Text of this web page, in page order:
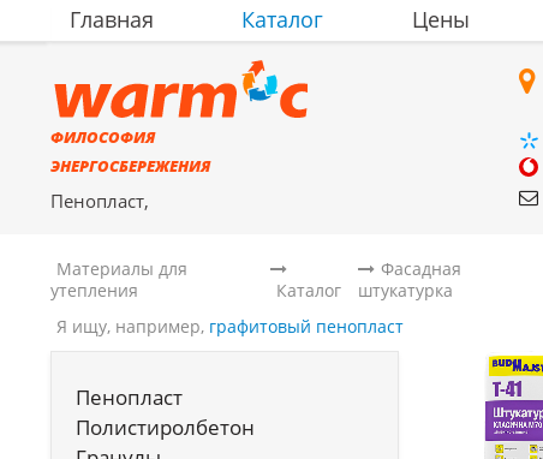
Главная Каталог Цены
ФИЛОСОФИЯ
ЭНЕРГОСБЕРЕЖЕНИЯ
Пенопласт,
Материалы для
утепления
Каталог
Фасадная
штукатурка
Я ищу, например, графитовый пенопласт
Пенопласт
Полистиролбетон